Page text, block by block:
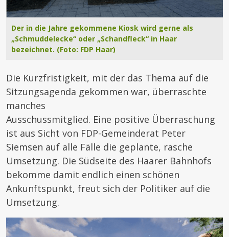
Der in die Jahre gekommene Kiosk wird gerne als
„Schmuddelecke“ oder „Schandfleck“ in Haar
bezeichnet. (Foto: FDP Haar)
Die Kurzfristigkeit, mit der das Thema auf die
Sitzungsagenda gekommen war, überraschte
manches
Ausschussmitglied. Eine positive Überraschung
ist aus Sicht von FDP-Gemeinderat Peter
Siemsen auf alle Fälle die geplante, rasche
Umsetzung. Die Südseite des Haarer Bahnhofs
bekomme damit endlich einen schönen
Ankunftspunkt, freut sich der Politiker auf die
Umsetzung.